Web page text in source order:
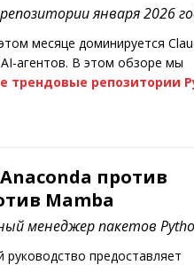
января 2026
месяце доминируется
агентов. В этом обзоре мы
трендовые репозитории
против
Mamba
менеджер пакетов
предоставляет